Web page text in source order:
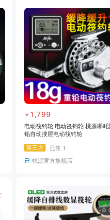
黑坑钓灯 黑坑网
路亚竿 雷强竿
海钓轮 海钓线
￥ 1,799
电动筏钓轮 电动筏钓轮 桃源哪吒
铅自动搜层电动筏钓轮
第三方
已售 1
桃源官方旗舰店